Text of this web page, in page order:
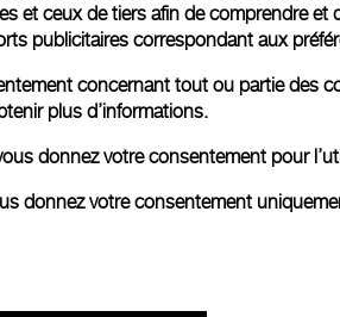
aux
et ceux de tiers afin de comprendre et
publicitaires correspondant aux
concernant tout ou partie des
plus d’informations.
donnez votre consentement pour
donnez votre consentement